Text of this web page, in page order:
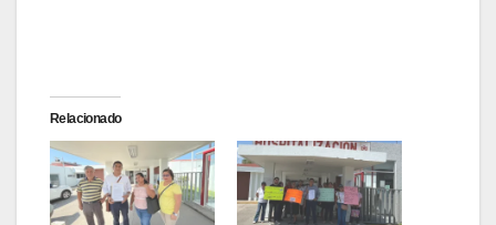
Relacionado